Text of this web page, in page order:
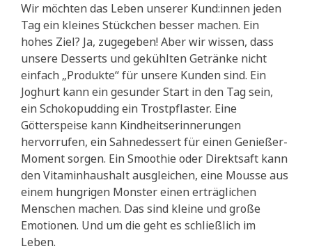
Wir möchten das Leben unserer Kund:innen jeden
Tag ein kleines Stückchen besser machen. Ein
hohes Ziel? Ja, zugegeben! Aber wir wissen, dass
unsere Desserts und gekühlten Getränke nicht
einfach „Produkte“ für unsere Kunden sind. Ein
Joghurt kann ein gesunder Start in den Tag sein,
ein Schokopudding ein Trostpflaster. Eine
Götterspeise kann Kindheitserinnerungen
hervorrufen, ein Sahnedessert für einen Genießer-
Moment sorgen. Ein Smoothie oder Direktsaft kann
den Vitaminhaushalt ausgleichen, eine Mousse aus
einem hungrigen Monster einen erträglichen
Menschen machen. Das sind kleine und große
Emotionen. Und um die geht es schließlich im
Leben.